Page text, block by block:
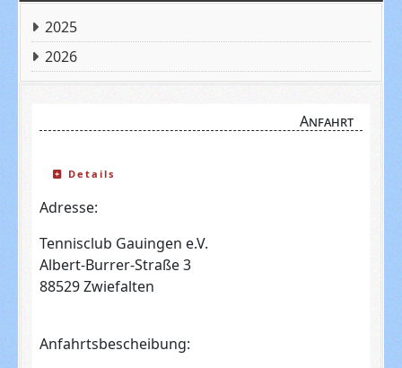
2025
2026
Anfahrt
Details
Adresse:
Tennisclub Gauingen e.V.
Albert-Burrer-Straße 3
88529 Zwiefalten
Anfahrtsbescheibung: